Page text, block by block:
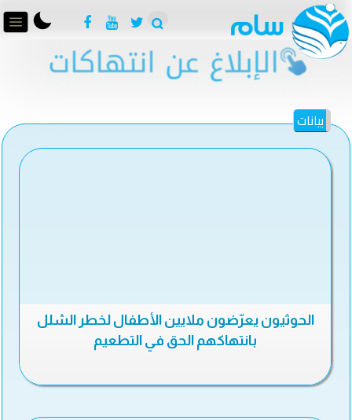
بيانات
الحوثيون يعرّضون ملايين الأطفال لخطر الشلل
بانتهاكهم الحق في التطعيم